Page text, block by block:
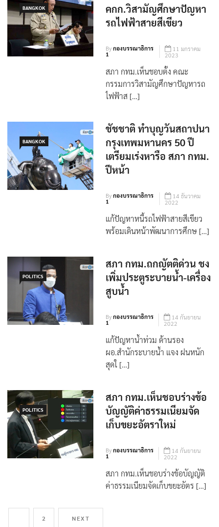
BANGKOK
สภา กทม.เห็นชอบตั้ง
คกก.วิสามัญศึกษาปัญหา
รถไฟฟ้าสายสีเขียว
Byกองบรรณาธิการ
1
11 มกราคม
2023
สภา กทม.เห็นชอบตั้ง คณะ
BANGKOK
ชัชชาติ ทำบุญวันสถาปนา
กรุงเทพมหานคร 50 ปี
เตรียมเร่งหารือ สภา กทม.
ปีหน้า
Byกองบรรณาธิการ
1
14 ธันวาคม
2022
POLITICS
สภา กทม.ถกญัตติด่วน ชง
เพิ่มประตูระบายน้ำ-เครื่อง
สูบน้ำ
Byกองบรรณาธิการ
1
14 กันยายน
2022
แก้ปัญหาน้ำท่วม ด้านรอง
ผอ.สำนักระบายน้ำ แจง ฝนหนัก
POLITICS
สภา กทม.เห็นชอบร่างข้อ
บัญญัติค่าธรรมเนียมจัด
เก็บขยะอัตราใหม่
Byกองบรรณาธิการ
1
14 กันยายน
2022